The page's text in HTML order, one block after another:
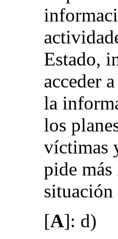
Estado,
acceder
la
los
víctimas
pide
situación
[A]: d)